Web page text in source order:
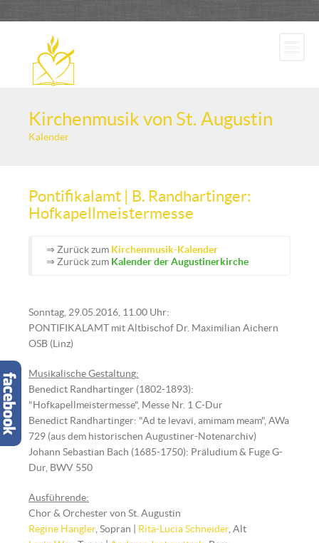
Kirchenmusik von St. Augustin
Kalender
Pontifikalamt | B. Randhartinger:
Hofkapellmeistermesse
⇒ Zurück zum Kirchenmusik-Kalender
⇒ Zurück zum Kalender der Augustinerkirche
Sonntag, 29.05.2016, 11.00 Uhr:
PONTIFIKALAMT mit Altbischof Dr. Maximilian Aichern
OSB (Linz)
Musikalische Gestaltung:
Benedict Randhartinger (1802-1893):
"Hofkapellmeistermesse", Messe Nr. 1 C-Dur
Benedict Randhartinger: "Ad te levavi, amimam meam", AWa
729 (aus dem historischen Augustiner-Notenarchiv)
Johann Sebastian Bach (1685-1750): Präludium & Fuge G-
Dur, BWV 550
Ausführende:
Chor & Orchester von St. Augustin
Regine Hangler, Sopran | Rita-Lucia Schneider, Alt